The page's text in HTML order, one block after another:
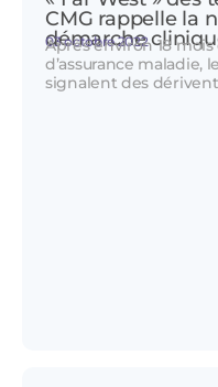
CMG rappelle la
démarche
03 octobre 2022
Après environ 18 mois
d’assurance maladie,
signalent des